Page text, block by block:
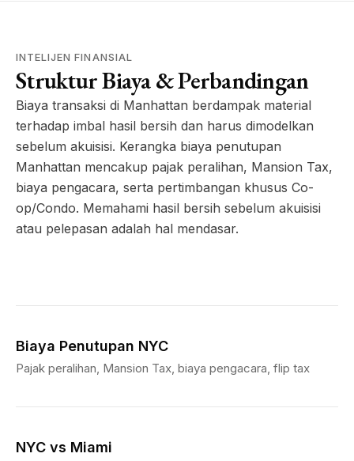
INTELIJEN FINANSIAL
Struktur Biaya & Perbandingan
Biaya transaksi di Manhattan berdampak material
terhadap imbal hasil bersih dan harus dimodelkan
sebelum akuisisi. Kerangka biaya penutupan
Manhattan mencakup pajak peralihan, Mansion Tax,
biaya pengacara, serta pertimbangan khusus Co-
op/Condo. Memahami hasil bersih sebelum akuisisi
atau pelepasan adalah hal mendasar.
Biaya Penutupan NYC
Pajak peralihan, Mansion Tax, biaya pengacara, flip tax
NYC vs Miami